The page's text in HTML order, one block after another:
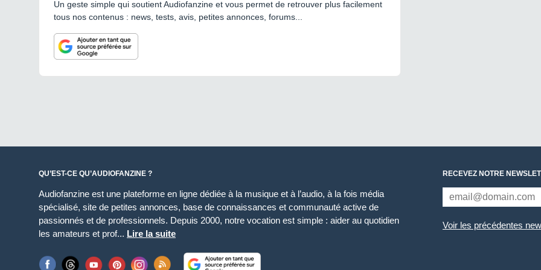
Un geste simple qui soutient Audiofanzine et vous permet de retrouver plus facilement
tous nos contenus : news, tests, avis, petites annonces, forums...
QU’EST-CE QU’AUDIOFANZINE ?
Audiofanzine est une plateforme en ligne dédiée à la musique et à l’audio, à la fois média
spécialisé, site de petites annonces, base de connaissances et communauté active de
passionnés et de professionnels. Depuis 2000, notre vocation est simple : aider au quotidien
les amateurs et prof... Lire la suite
RECEVEZ NOTRE
Voir les précédentes